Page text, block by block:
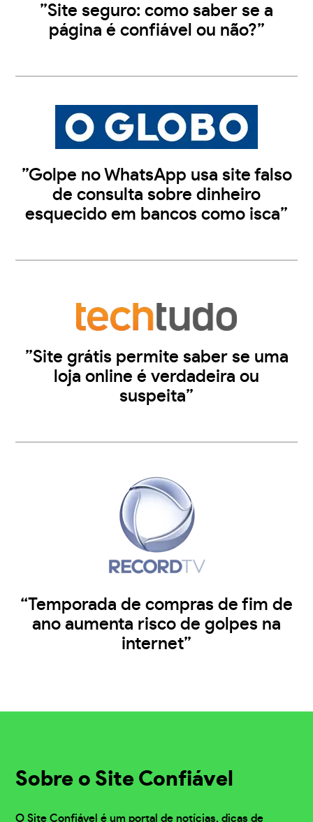
”Site seguro: como saber se a
página é confiável ou não?”
”Golpe no WhatsApp usa site falso
de consulta sobre dinheiro
esquecido em bancos como isca”
”Site grátis permite saber se uma
loja online é verdadeira ou
suspeita”
“Temporada de compras de fim de
ano aumenta risco de golpes na
internet”
Sobre o Site Confiável
O Site Confiável é um portal de notícias, dicas de